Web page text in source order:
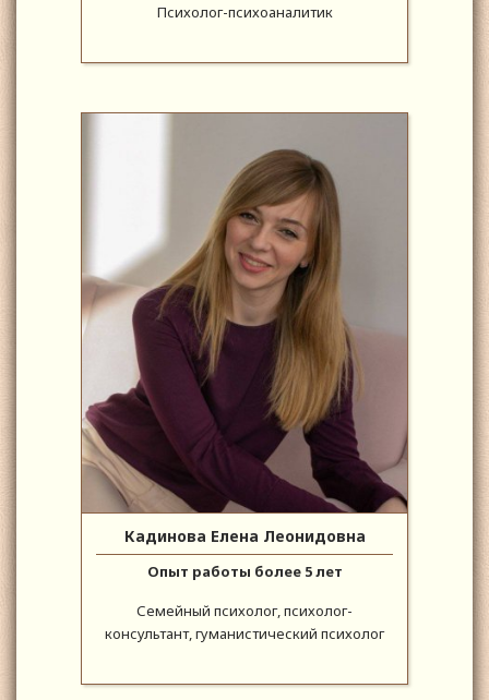
Психолог-психоаналитик
Кадинова Елена Леонидовна
Опыт работы более 5 лет
Семейный психолог, психолог-
консультант, гуманистический психолог